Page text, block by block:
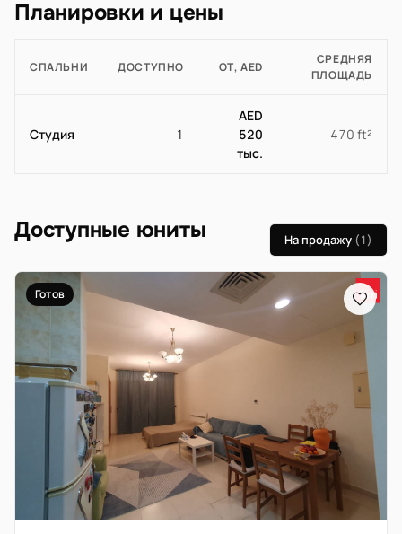
Планировки и цены
СПАЛЬНИ ДОСТУПНО ОТ, AED
СРЕДНЯЯ
ПЛОЩАДЬ
Студия 1
AED
520
тыс.
470 ft²
Доступные юниты На продажу (1)
Готов